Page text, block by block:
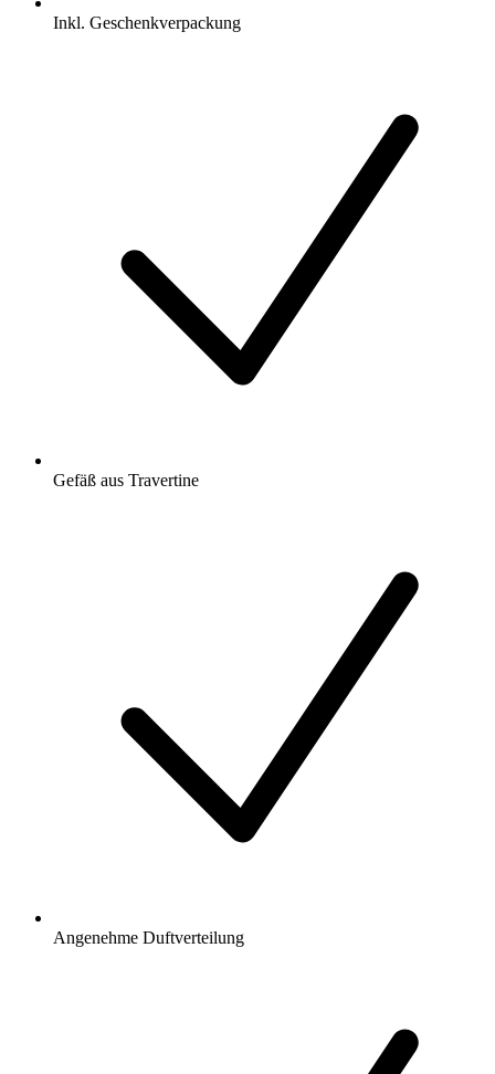
Inkl. Geschenkverpackung
Gefäß aus Travertine
Angenehme Duftverteilung